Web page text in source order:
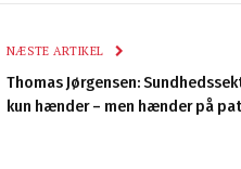
NÆSTE ARTIKEL
Thomas Jørgensen:
kun hænder – men hænder på